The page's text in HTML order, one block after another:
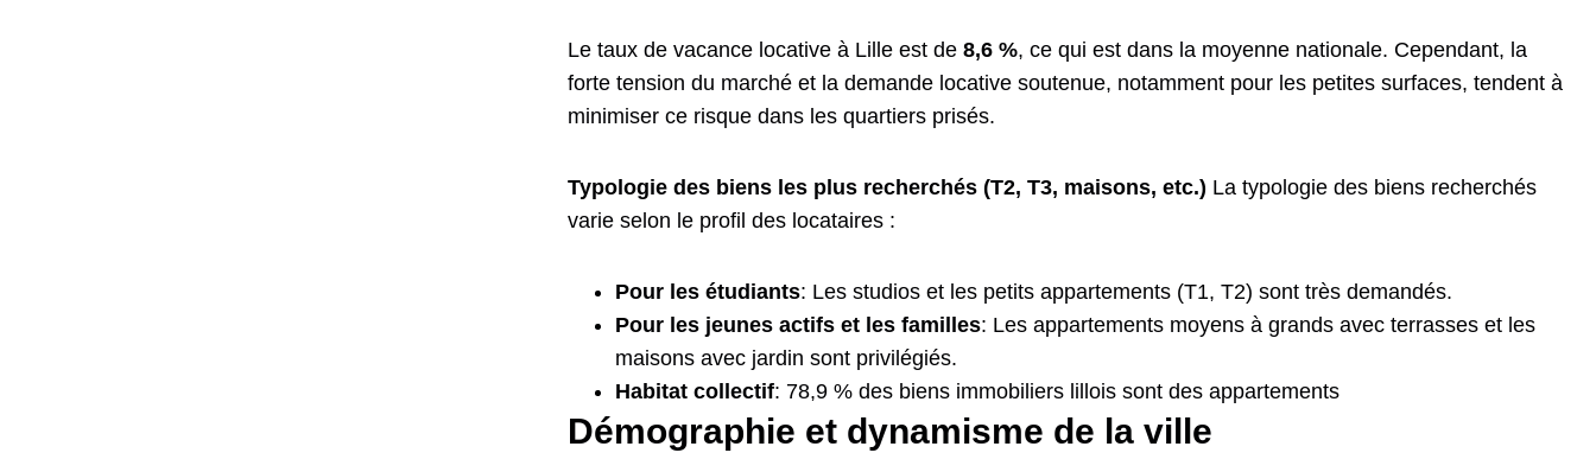
Le taux de vacance locative à Lille est de8,6 %, ce qui est dans la moyenne nationale. Cependant, la
forte tension du marché et la demande locative soutenue, notamment pour les petites surfaces, tendent à
minimiser ce risque dans les quartiers prisés.
Typologie des biens les plus recherchés (T2, T3, maisons, etc.) La typologie des biens recherchés
varie selon le profil des locataires :
Pour les étudiants: Les studios et les petits appartements (T1, T2) sont très demandés.
Pour les jeunes actifs et les familles: Les appartements moyens à grands avec terrasses et les
maisons avec jardin sont privilégiés.
Habitat collectif: 78,9 % des biens immobiliers lillois sont des appartements
Démographie et dynamisme de la ville